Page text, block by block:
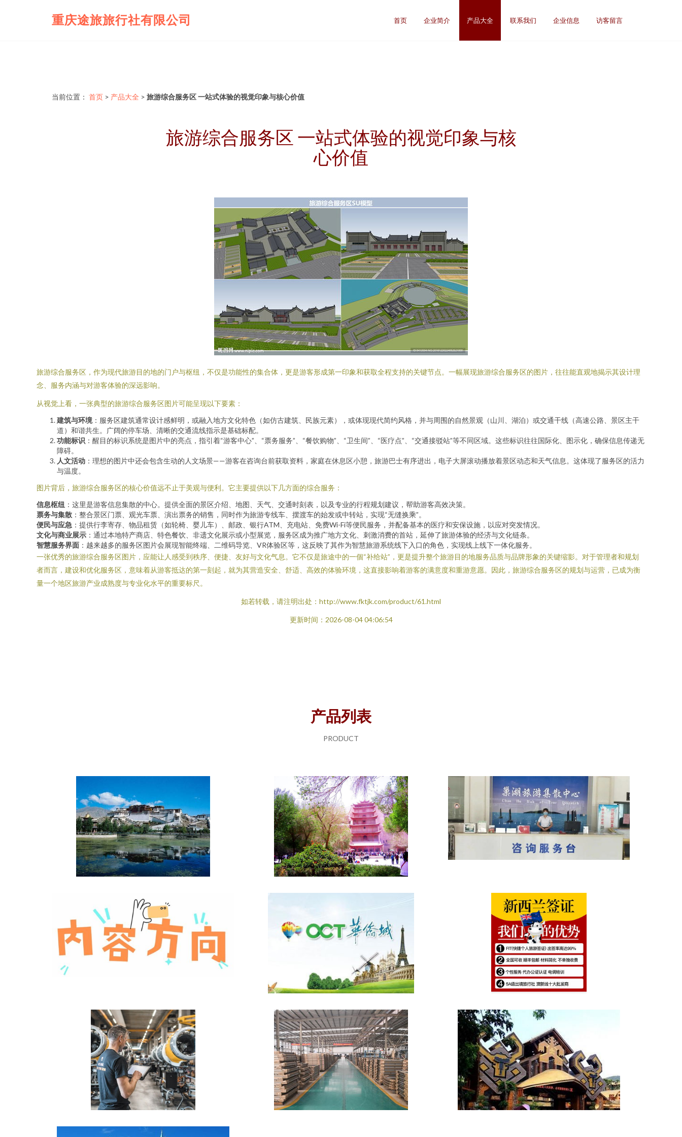
重庆途旅旅行社有限公司 首页 企业简介 产品大全 联系我们 企业信息 访客留言
当前位置： 首页 > 产品大全 > 旅游综合服务区 一站式体验的视觉印象与核心价值
旅游综合服务区 一站式体验的视觉印象与核
心价值
旅游综合服务区，作为现代旅游目的地的门户与枢纽，不仅是功能性的集合体，更是游客形成第一印象和获取全程支持的关键节点。一幅展现旅游综合服务区的图片，往往能直观地揭示其设计理
念、服务内涵与对游客体验的深远影响。
从视觉上看，一张典型的旅游综合服务区图片可能呈现以下要素：
建筑与环境 ：服务区建筑通常设计感鲜明，或融入地方文化特色（如仿古建筑、民族元素），或体现现代简约风格，并与周围的自然景观（山川、湖泊）或交通干线（高速公路、景区主干
道）和谐共生。广阔的停车场、清晰的交通流线指示是基础标配。
功能标识 ：醒目的标识系统是图片中的亮点，指引着“游客中心”、“票务服务”、“餐饮购物”、“卫生间”、“医疗点”、“交通接驳站”等不同区域。这些标识往往国际化、图示化，确保信息传递无
障碍。
人文活动 ：理想的图片中还会包含生动的人文场景——游客在咨询台前获取资料，家庭在休息区小憩，旅游巴士有序进出，电子大屏滚动播放着景区动态和天气信息。这体现了服务区的活力
与温度。
图片背后，旅游综合服务区的核心价值远不止于美观与便利。它主要提供以下几方面的综合服务：
信息枢纽 ：这里是游客信息集散的中心。提供全面的景区介绍、地图、天气、交通时刻表，以及专业的行程规划建议，帮助游客高效决策。
票务与集散 ：整合景区门票、观光车票、演出票务的销售，同时作为旅游专线车、摆渡车的始发或中转站，实现“无缝换乘”。
便民与应急 ：提供行李寄存、物品租赁（如轮椅、婴儿车）、邮政、银行ATM、充电站、免费Wi-Fi等便民服务，并配备基本的医疗和安保设施，以应对突发情况。
文化与商业展示 ：通过本地特产商店、特色餐饮、非遗文化展示或小型展览，服务区成为推广地方文化、刺激消费的首站，延伸了旅游体验的经济与文化链条。
智慧服务界面 ：越来越多的服务区图片会展现智能终端、二维码导览、VR体验区等，这反映了其作为智慧旅游系统线下入口的角色，实现线上线下一体化服务。
一张优秀的旅游综合服务区图片，应能让人感受到秩序、便捷、友好与文化气息。它不仅是旅途中的一個“补给站”，更是提升整个旅游目的地服务品质与品牌形象的关键缩影。对于管理者和规划
者而言，建设和优化服务区，意味着从游客抵达的第一刻起，就为其营造安全、舒适、高效的体验环境，这直接影响着游客的满意度和重游意愿。因此，旅游综合服务区的规划与运营，已成为衡
量一个地区旅游产业成熟度与专业化水平的重要标尺。
如若转载，请注明出处：http://www.fktjk.com/product/61.html
更新时间：2026-08-04 04:06:54
产品列表
PRODUCT